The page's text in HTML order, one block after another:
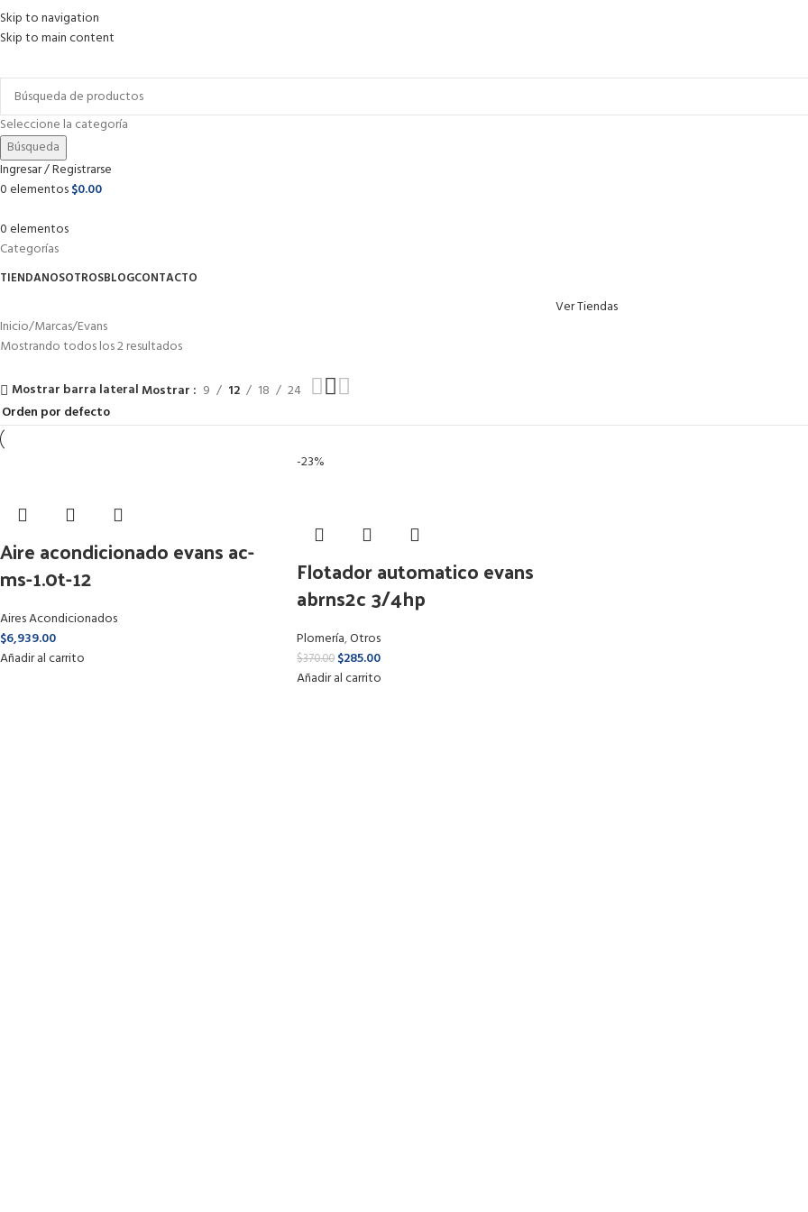
Skip to navigation
Skip to main content
Envío gratis para pedidos arriba de
Seleccione la categoría
Búsqueda
Ingresar / Registrarse
0elementos$0.00
0elementos
Categorías
TIENDANOSOTROSBLOGCONTACTO
Ver Tiendas
Inicio Marcas Evans
Mostrando todos los 2 resultados
Mostrar barra lateral Mostrar 9 12 18 24
Aire acondicionado evans ac-
ms-1.0t-12
Aires Acondicionados
$6,939.00
Añadir al carrito
-23%
Flotador automatico evans
abrns2c 3/4hp
Plomería,Otros
$370.00 $285.00
Añadir al carrito